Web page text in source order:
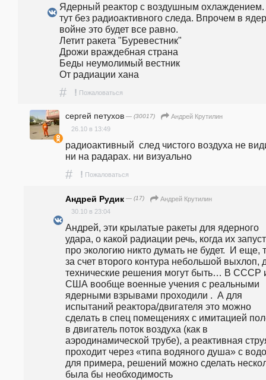
Ядерный реактор с воздушным охлаждением.
тут без радиоактивного следа. Впрочем в
войне это будет все равно.
Летит ракета "Буревестник"
Дрожи враждебная страна
Беды неумолимый вестник
# ! Пожаловаться
сергей петухов — (30017)
Андрей Крутилин
26.10 в 13:49
радиоактивный  след чистого воздуха не
ни на радарах. ни визуально
# ! Пожаловаться
Андрей Рудик — (17)
Андрей Крутилин
30.10 в 23:04
Андрей, эти крылатые ракеты для ядерного
удара, о какой радиации речь, когда их
про экологию никто думать не будет.  И еще,
за счет второго контура небольшой выхлоп,
технические решения могут быть… В СССР
США вообще военные учения с реальными
ядерными взрывами проходили .  А для
испытаний реактора/двигателя это можно
сделать в спец помещениях с имитацией
в двигатель поток воздуха (как в
аэродинамической трубе), а реактивная
проходит через «типа водяного душа» с
для примера, решений можно сделать
была бы необходимость